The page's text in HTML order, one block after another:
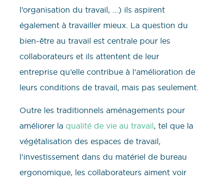
l’organisation du travail, …) ils aspirent
également à travailler mieux. La question du
bien-être au travail est centrale pour les
collaborateurs et ils attentent de leur
entreprise qu’elle contribue à l’amélioration de
leurs conditions de travail, mais pas seulement.
Outre les traditionnels aménagements pour
améliorer la qualité de vie au travail, tel que la
végétalisation des espaces de travail,
l’investissement dans du matériel de bureau
ergonomique, les collaborateurs aiment voir